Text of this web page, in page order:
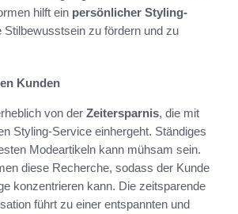
hilft ein persönlicher Styling-
Stilbewusstsein zu fördern und zu
Kunden
von der Zeitersparnis, die mit
Styling-Service einhergeht. Ständiges
Modeartikeln kann mühsam sein.
diese Recherche, sodass der Kunde
konzentrieren kann. Die zeitsparende
führt zu einer entspannten und